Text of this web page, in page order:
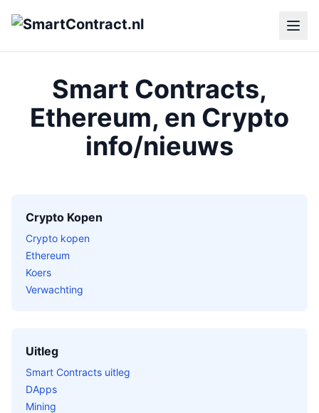
Smart Contracts,
Ethereum, en Crypto
info/nieuws
Crypto Kopen
Crypto kopen
Ethereum
Koers
Verwachting
Uitleg
Smart Contracts uitleg
DApps
Mining